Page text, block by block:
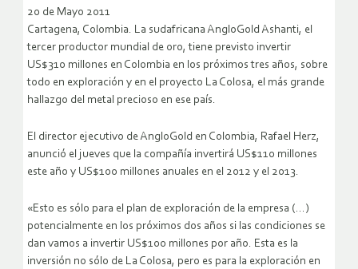
20 de Mayo 2011
Cartagena, Colombia. La sudafricana AngloGold Ashanti, el
tercer productor mundial de oro, tiene previsto invertir
US$310 millones en Colombia en los próximos tres años, sobre
todo en exploración y en el proyecto La Colosa, el más grande
hallazgo del metal precioso en ese país.
El director ejecutivo de AngloGold en Colombia, Rafael Herz,
anunció el jueves que la compañía invertirá US$110 millones
este año y US$100 millones anuales en el 2012 y el 2013.
«Esto es sólo para el plan de exploración de la empresa (…)
potencialmente en los próximos dos años si las condiciones se
dan vamos a invertir US$100 millones por año. Esta es la
inversión no sólo de La Colosa, pero es para la exploración en